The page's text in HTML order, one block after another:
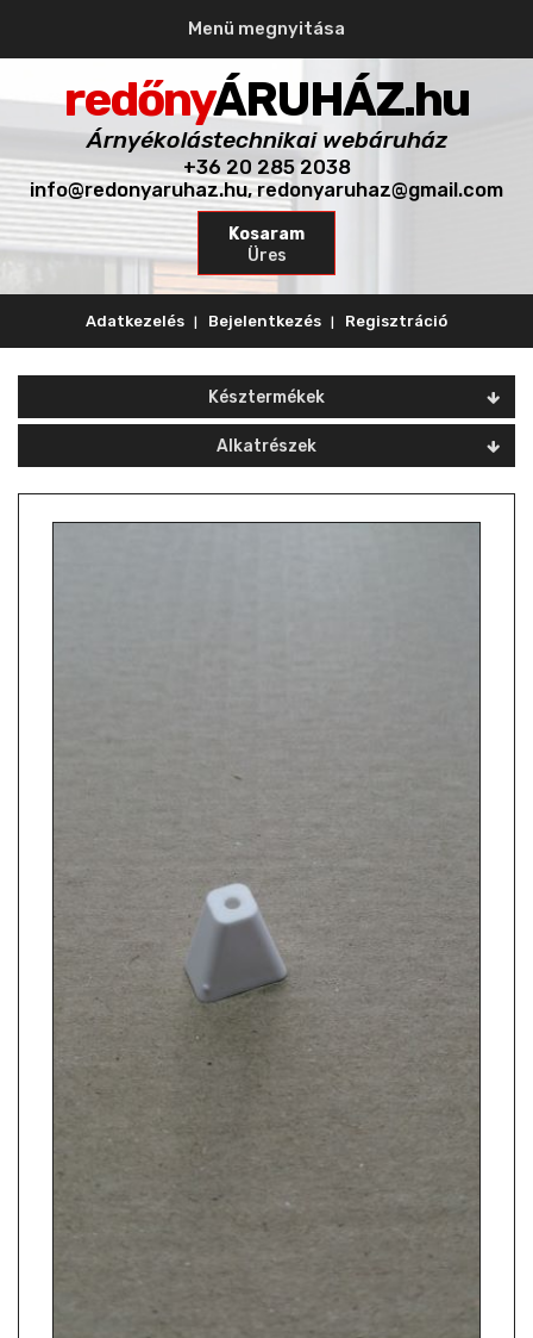
redőnyÁRUHÁZ.hu
Árnyékolástechnikai webáruház
+36 20 285 2038
info@redonyaruhaz.hu, redonyaruhaz@gmail.com
Kosaram
Üres
Adatkezelés Bejelentkezés Regisztráció
content
Menü megnyitása
Késztermékek
Alkatrészek